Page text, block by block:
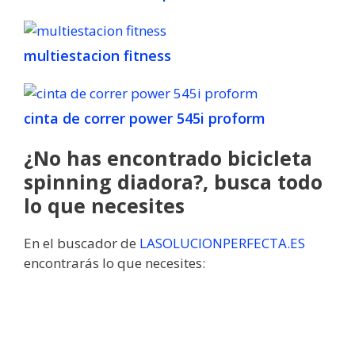
multiestacion fitness
cinta de correr power 545i proform
¿No has encontrado bicicleta
spinning diadora?, busca todo
lo que necesites
En el buscador de LASOLUCIONPERFECTA.ES
encontrarás lo que necesites: